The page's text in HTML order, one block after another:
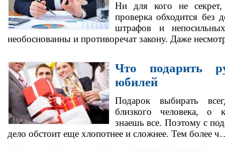
Ни для кого не секрет,
проверка обходится без
штрафов и
необоснованны и противоречат закону. Даже
Что подарить
юбилей
Подарок выбирать
близкого человека, о
знаешь все. Поэтому с
дело обстоит еще хлопотнее и сложнее. Тем более